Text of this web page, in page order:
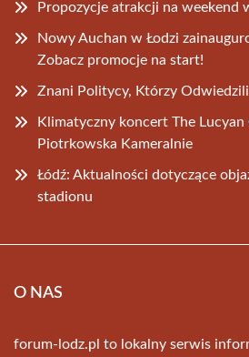
Propozycje atrakcji na weekend
Nowy Auchan w Łodzi
Zobacz promocje na start!
Znani Politycy, Którzy
Klimatyczny koncert The
Piotrkowska Kameralnie
Łódź: Aktualności dotyczące
stadionu
O NAS
forum-lodz.pl to lokalny serwis